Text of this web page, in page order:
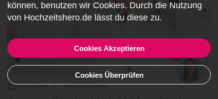
10 Minuten • Hochzeitsplaner
können, benutzen wir Cookies. Durch die Nutzung
von Hochzeitshero.de lässt du diese zu.
Cookies Akzeptieren
Cookies Überprüfen
1